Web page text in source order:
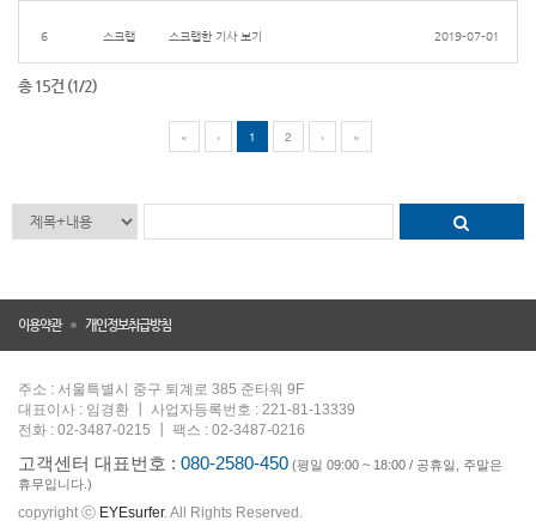
6 스크랩 스크랩한 기사 보기 2019-07-01
총 15건 (1/2)
« ‹ 1 2 › »
이용약관 개인정보취급방침
주소 : 서울특별시 중구 퇴계로 385 준타워 9F
대표이사 : 임경환 ┃ 사업자등록번호 : 221-81-13339
전화 : 02-3487-0215 ┃ 팩스 : 02-3487-0216
고객센터 대표번호 : 080-2580-450 (평일 09:00 ~ 18:00 / 공휴일, 주말은
휴무입니다.)
copyright ⓒ EYEsurfer. All Rights Reserved.